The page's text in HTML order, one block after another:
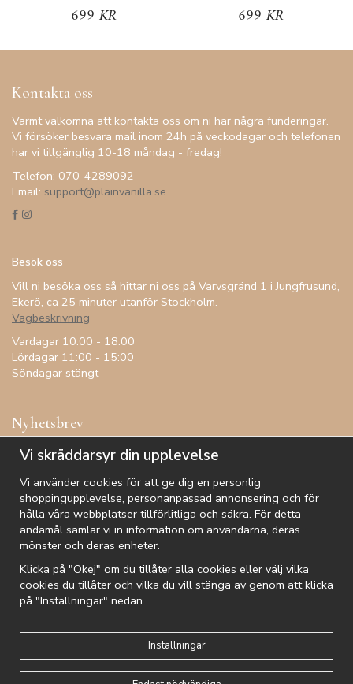
699 KR 699 KR
Kontakta oss
Varmt välkomna att kontakta oss om ni har några funderingar.
Vi försöker besvara mail inom 24h på veckodagar och telefonen
har vi tillgänglig 10-18 måndag - fredag!
Telefon: 070-4289092
Email: support@plainvanilla.se
Besök oss
Vill ni besöka oss så hittar ni oss på Varvsgränd 1 i Jungfrusund,
Ekerö, ca 25 minuter utanför Stockholm.
Vägbeskrivning
Vardagar 10:00 - 18:00
Lördagar 11:00 - 15:00
Söndagar stängt
Nyhetsbrev
Få inspiration, förtur till kampanjer, specialerbjudanden och
De uppgifter du matar in kommer endast användas till våra nyhetsbrev.
Logga in
Om cookies Integritetspolicy
Vi skräddarsyr din upplevelse
Vi använder cookies för att ge dig en personlig
shoppingupplevelse, personanpassad annonsering och för
hålla våra webbplatser tillförlitliga och säkra. För detta
ändamål samlar vi in information om användarna, deras
mönster och deras enheter.
Klicka på "Okej" om du tillåter alla cookies eller välj vilka
cookies du tillåter och vilka du vill stänga av genom att klicka
på "Inställningar" nedan.
Inställningar